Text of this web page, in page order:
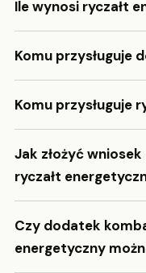
Ile wynosi ryczałt
Komu przysługuje
Komu przysługuje
Jak złożyć
ryczałt
Czy dodatek
energetyczny